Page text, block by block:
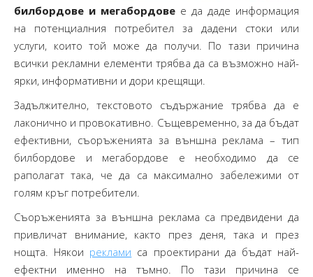
билбордове и мегабордове е да даде информация
на потенциалния потребител за дадени стоки или
услуги, които той може да получи. По тази причина
всички рекламни елементи трябва да са възможно най-
ярки, информативни и дори крещящи.
Задължително, текстовото съдържание трябва да е
лаконично и провокативно. Същевременно, за да бъдат
ефективни, съоръженията за външна реклама – тип
билбордове и мегабордове е необходимо да се
раполагат така, че да са максимално забележими от
голям кръг потребители.
Съоръженията за външна реклама са предвидени да
привличат внимание, както през деня, така и през
нощта. Някои реклами са проектирани да бъдат най-
ефектни именно на тъмно. По тази причина се